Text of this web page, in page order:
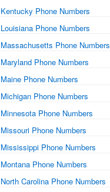
Kentucky Phone Numbers
Louisiana Phone Numbers
Massachusetts Phone Numbers
Maryland Phone Numbers
Maine Phone Numbers
Michigan Phone Numbers
Minnesota Phone Numbers
Missouri Phone Numbers
Mississippi Phone Numbers
Montana Phone Numbers
North Carolina Phone Numbers